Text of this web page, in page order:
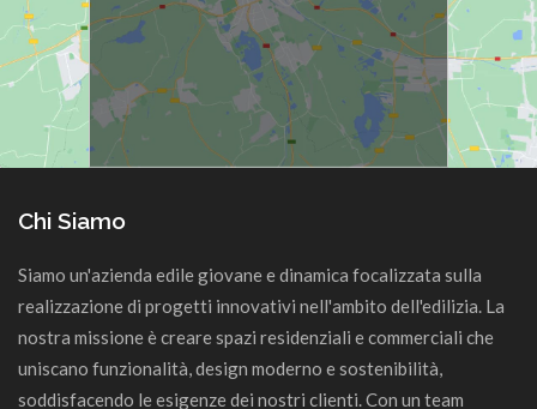
Chi Siamo
Siamo un'azienda edile giovane e dinamica focalizzata sulla
realizzazione di progetti innovativi nell'ambito dell'edilizia. La
nostra missione è creare spazi residenziali e commerciali che
uniscano funzionalità, design moderno e sostenibilità,
soddisfacendo le esigenze dei nostri clienti. Con un team